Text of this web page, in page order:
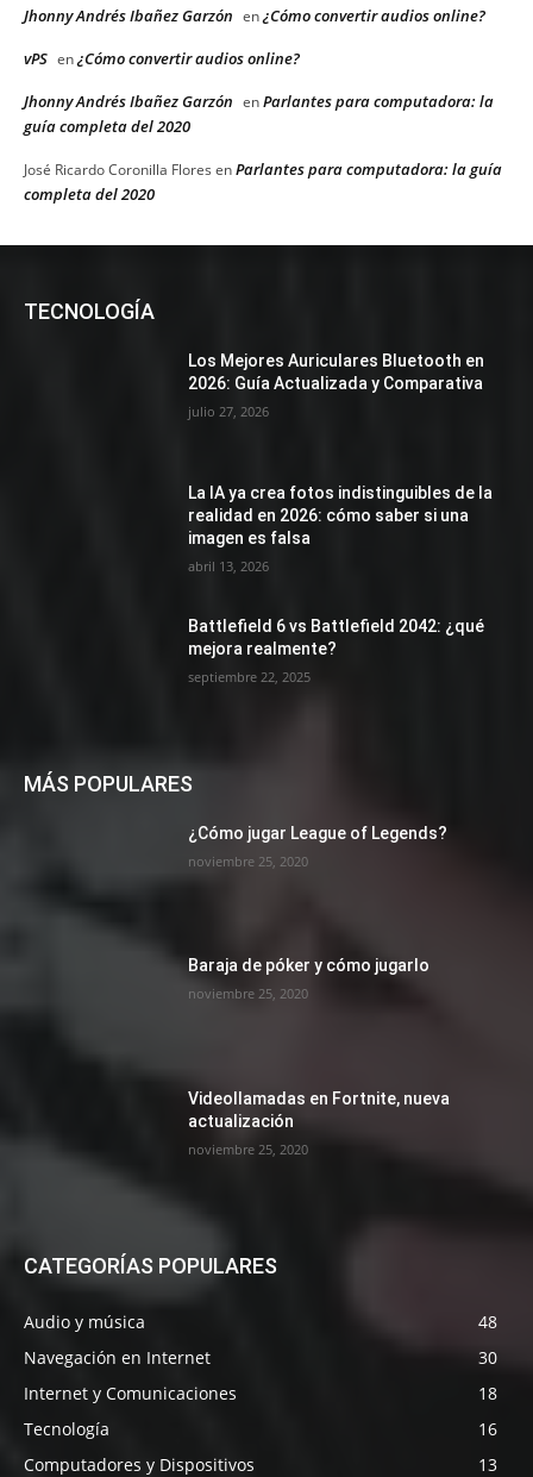
Jhonny Andrés Ibañez Garzón en¿Cómo convertir audios online?
vPS en¿Cómo convertir audios online?
Jhonny Andrés Ibañez Garzón enParlantes para computadora: la
guía completa del 2020
José Ricardo Coronilla Flores enParlantes para computadora: la guía
completa del 2020
TECNOLOGÍA
Los Mejores Auriculares Bluetooth en
2026: Guía Actualizada y Comparativa
julio 27, 2026
La IA ya crea fotos indistinguibles de la
realidad en 2026: cómo saber si una
imagen es falsa
abril 13, 2026
Battlefield 6 vs Battlefield 2042: ¿qué
mejora realmente?
septiembre 22, 2025
MÁS POPULARES
¿Cómo jugar League of Legends?
noviembre 25, 2020
Baraja de póker y cómo jugarlo
noviembre 25, 2020
Videollamadas en Fortnite, nueva
actualización
noviembre 25, 2020
CATEGORÍAS POPULARES
Audio y música
48
Navegación en Internet
30
Internet y Comunicaciones
18
Tecnología
16
Computadores y Dispositivos
13